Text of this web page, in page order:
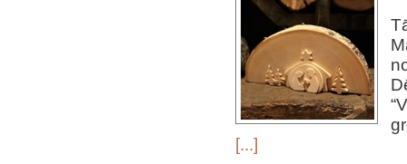
[...]